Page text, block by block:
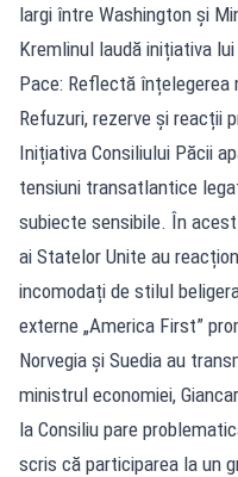
largi între Washington și
Kremlinul laudă inițiativa
Pace: Reflectă
Refuzuri, rezerve și reacții
Inițiativa Consiliului Păcii
tensiuni transatlantice
subiecte sensibile. În
ai Statelor Unite au
incomodați de stilul
externe „America First”
Norvegia și Suedia au
ministrul economiei,
la Consiliu pare
scris că participarea la un